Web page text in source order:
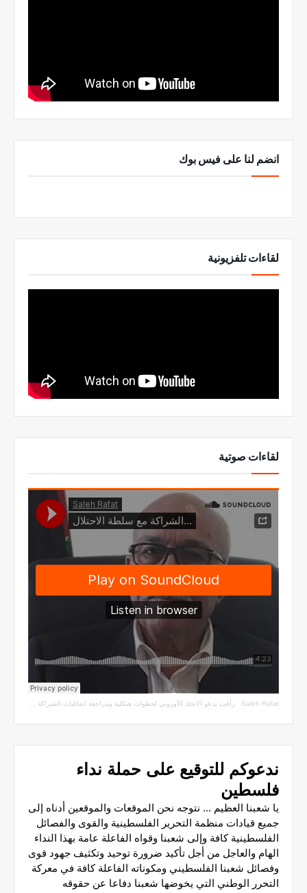
انضم لنا على فيس بوك
لقاءات تلفزيونية
لقاءات صوتية
Saleh Rafat
· رأفت يدعو الاتحاد الأوروبي لخطوات هيكلية ومراجعة اتفاقيات الشراكة مع سلطة الاحتلال